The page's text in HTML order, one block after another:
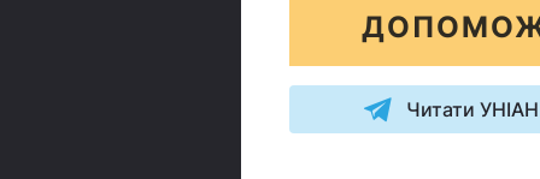
Читати